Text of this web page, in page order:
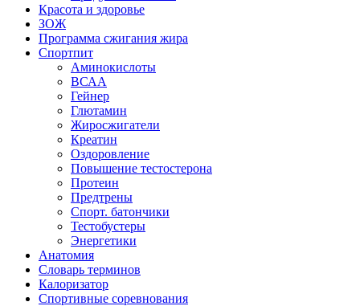
Красота и здоровье
ЗОЖ
Программа сжигания жира
Спортпит
Аминокислоты
ВСАА
Гейнер
Глютамин
Жиросжигатели
Креатин
Оздоровление
Повышение тестостерона
Протеин
Предтрены
Спорт. батончики
Тестобустеры
Энергетики
Анатомия
Словарь терминов
Калоризатор
Спортивные соревнования